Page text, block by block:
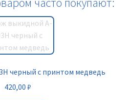
черный с принтом медведь
420,00 ₽